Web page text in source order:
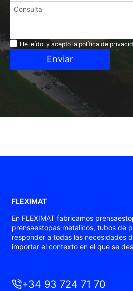
Privacidad
He leído. y acepto lapolítica de
Enviar
FLEXIMAT
En FLEXIMAT fabricamos
prensaestopas metálicos, tubos de
responder a todas las necesidades
importar el contexto en el que se
+34 93 724 71 70